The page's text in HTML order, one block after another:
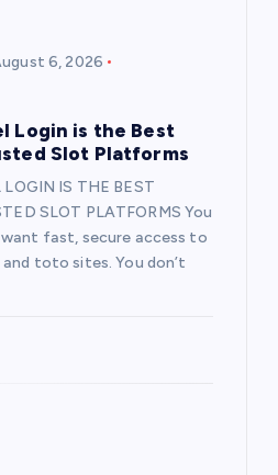
6, 2026
Login is the Best
Slot Platforms
IS THE BEST
SLOT PLATFORMS You
fast, secure access to
toto sites. You don’t